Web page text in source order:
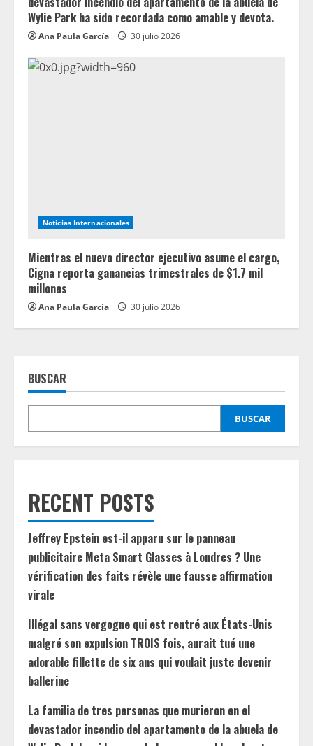
Wylie Park ha sido recordada como amable y devota.
Ana Paula García 30 julio 2026
Noticias Internacionales
Mientras el nuevo director ejecutivo asume el cargo,
Cigna reporta ganancias trimestrales de $1.7 mil
millones
Ana Paula García 30 julio 2026
BUSCAR
BUSCAR
RECENT POSTS
Jeffrey Epstein est-il apparu sur le panneau
publicitaire Meta Smart Glasses à Londres ? Une
vérification des faits révèle une fausse affirmation
virale
Illégal sans vergogne qui est rentré aux États-Unis
malgré son expulsion TROIS fois, aurait tué une
adorable fillette de six ans qui voulait juste devenir
ballerine
La familia de tres personas que murieron en el
devastador incendio del apartamento de la abuela de